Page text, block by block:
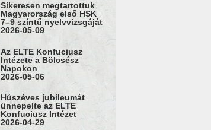
Sikeresen megtartottuk
Magyarország első HSK
7–9 színtű nyelvvizsgáját
2026-05-09
Az ELTE Konfuciusz
Intézete a Bölcsész
Napokon
2026-05-06
Húszéves jubileumát
ünnepelte az ELTE
Konfuciusz Intézet
2026-04-29